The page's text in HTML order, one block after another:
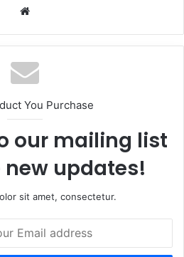
Website
You Purchase
our mailing list
updates!
sit amet, consectetur.